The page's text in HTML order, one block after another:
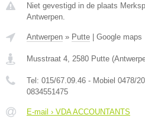
Niet gevestigd in de plaats
Antwerpen.
Antwerpen » Putte | Google maps
Musstraat 4 2580 Putte (
Tel: 015/67.09.46 - Mobiel 0478/
0834551475
E-mail › VDA ACCOUNTANTS